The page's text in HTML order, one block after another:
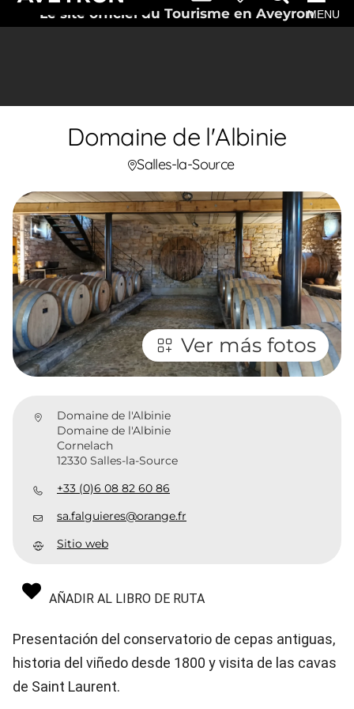
Le site officiel du Tourisme en AveyronMENU
Domaine de l'Albinie
Salles-la-Source
Ver más fotos
Domaine de l'Albinie
Domaine de l'Albinie
Cornelach
12330 Salles-la-Source
+33 (0)6 08 82 60 86
sa.falguieres@orange.fr
Sitio web
AÑADIR AL LIBRO DE RUTA
Presentación del conservatorio de cepas antiguas,
historia del viñedo desde 1800 y visita de las cavas
de Saint Laurent.